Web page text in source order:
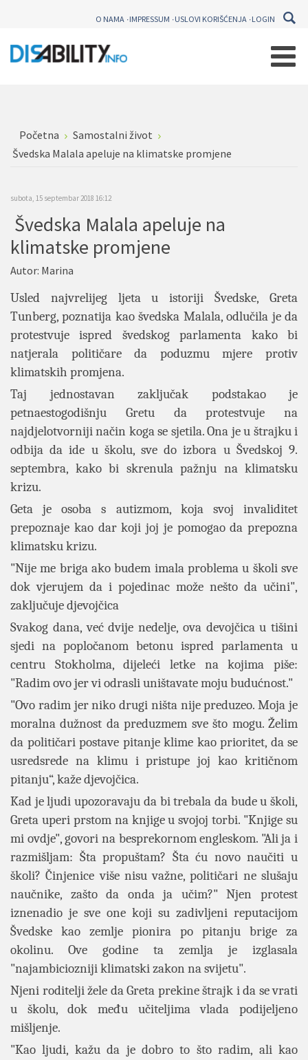
O NAMA IMPRESSUM USLOVI KORIŠĆENJA LOGIN
Početna
Samostalni život
Švedska Malala apeluje na klimatske promjene
subota, 15 septembar 2018 16:12
Švedska Malala apeluje na
klimatske promjene
Autor: Marina
Usled najvrelijeg ljeta u istoriji Švedske, Greta
Tunberg, poznatija kao švedska Malala, odlučila je da
protestvuje ispred švedskog parlamenta kako bi
natjerala političare da poduzmu mjere protiv
klimatskih promjena.
Taj jednostavan zaključak podstakao je
petnaestogodišnju Gretu da protestvuje na
najdjelotvorniji način koga se sjetila. Ona je u štrajku i
odbija da ide u školu, sve do izbora u Švedskoj 9.
septembra, kako bi skrenula pažnju na klimatsku
krizu.
Geta je osoba s autizmom, koja svoj invaliditet
prepoznaje kao dar koji joj je pomogao da prepozna
klimatsku krizu.
"Nije me briga ako budem imala problema u školi sve
dok vjerujem da i pojedinac može nešto da učini",
zaključuje djevojčica
Svakog dana, već dvije nedelje, ova devojčica u tišini
sjedi na popločanom betonu ispred parlamenta u
centru Stokholma, dijeleći letke na kojima piše:
"Radim ovo jer vi odrasli uništavate moju budućnost."
"Ovo radim jer niko drugi ništa nije preduzeo. Moja je
moralna dužnost da preduzmem sve što mogu. Želim
da političari postave pitanje klime kao prioritet, da se
usredsrede na klimu i pristupe joj kao kritičnom
pitanju“, kaže djevojčica.
Kad je ljudi upozoravaju da bi trebala da bude u školi,
Greta uperi prstom na knjige u svojoj torbi. "Knjige su
mi ovdje", govori na besprekornom engleskom. "Ali ja i
razmišljam: Šta propuštam? Šta ću novo naučiti u
školi? Činjenice više nisu važne, političari ne slušaju
naučnike, zašto da onda ja učim?" Njen protest
iznenadio je sve one koji su zadivljeni reputacijom
Švedske kao zemlje pionira po pitanju brige za
okolinu. Ove godine ta zemlja je izglasala
"najambiciozniji klimatski zakon na svijetu".
Njeni roditelji žele da Greta prekine štrajk i da se vrati
u školu, dok među učiteljima vlada podijeljeno
mišljenje.
"Kao ljudi, kažu da je dobro to što radim, ali kao